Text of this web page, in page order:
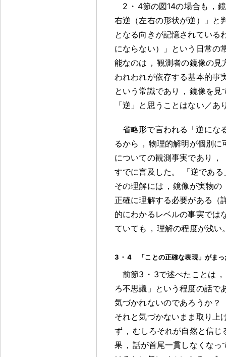
2 ・ 4節の図14の場合も ，
右逆（左右の形状が逆）」と
となる向きが記憶されている
にならない）」という日常の
能なのは ， 観測者の鏡像の見
われわれが依存する基本的事
という常識であり
， 鏡像を見
「逆」と思うことはない／あ
省略形で言われる「逆にな
るから ， 物理的解明が個別に
についての観測事実であり
，
すでに言及した 。
「逆であ
その理解には ， 鏡像が実物の
正確に理解する必要がある（
的にわかるレベルの事実では
ていても ， 理解の程度が浅い
3 ・ 4 「ことの正確な表現」がまっ
前節3 ・ 3で述べたことは ，
ろ不思議」という程度の話で
気づかれないのであろうか ？
それと気づかないまま取り上
ず ， むしろそれが自然と信じ
果 ， 話が首尾一貫しなくなっ